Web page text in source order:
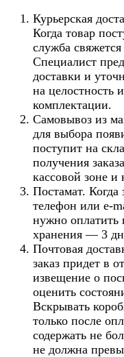
Курьерская
Когда товар
служба
Специалист
доставки и
на целостность
комплектации.
Самовывоз из
для выбора
поступит на
получения
кассовой зоне и
Постамат. Когда
телефон или e-
нужно оплатить
хранения — 3
Почтовая
заказ придет в
извещение о
оценить
Вскрывать
только после
содержать не
не должна